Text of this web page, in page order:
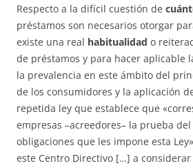
Respecto a la difícil cuestión de
préstamos son necesarios otorgar
existe una real habitualidad o
de préstamos y para hacer aplicable
la prevalencia en este ámbito del
de los consumidores y la aplicación
repetida ley que establece que
empresas –acreedores– la prueba
obligaciones que les impone esta
este Centro Directivo […] a